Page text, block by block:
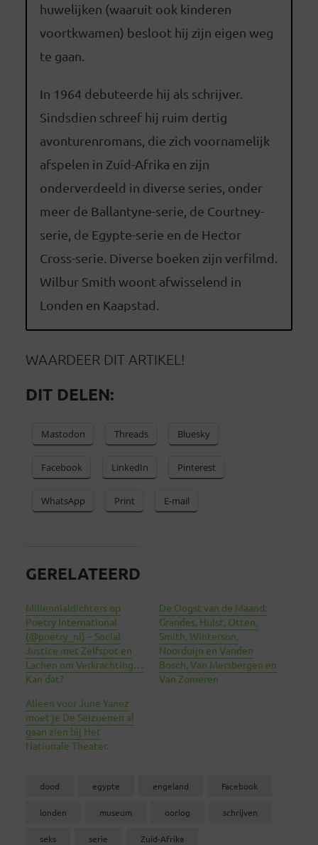
huwelijken (waaruit ook kinderen
voortkwamen) besloot hij zijn eigen weg
te gaan.
In 1964 debuteerde hij als schrijver.
Sindsdien schreef hij ruim dertig
avonturenromans, die zich voornamelijk
afspelen in Zuid-Afrika en zijn
onderverdeeld in diverse series, onder
meer de Ballantyne-serie, de Courtney-
serie, de Egypte-serie en de Hector
Cross-serie. Diverse boeken zijn verfilmd.
Wilbur Smith woont afwisselend in
Londen en Kaapstad.
WAARDEER DIT ARTIKEL!
DIT DELEN:
Mastodon Threads Bluesky
Facebook LinkedIn Pinterest
WhatsApp Print E-mail
GERELATEERD
Millennialdichters op
Poetry International
(@poetry_nl) – Social
Justice met Zelfspot en
Lachen om Verkrachting…
Kan dat?
De Oogst van de Maand:
Grandes, Hulst, Otten,
Smith, Winterson,
Noorduijn en Vanden
Bosch, Van Mersbergen en
Van Zomeren
Alleen voor June Yanez
moet je De Seizoenen al
gaan zien bij Het
Nationale Theater.
dood egypte engeland Facebook
londen museum oorlog schrijven
seks serie Zuid-Afrika